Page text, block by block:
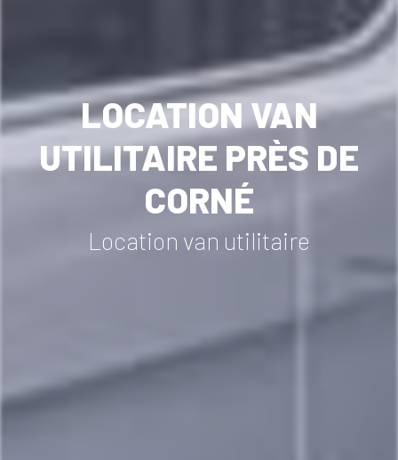
LOCATION VAN
UTILITAIRE PRÈS DE
CORNÉ
Location van utilitaire